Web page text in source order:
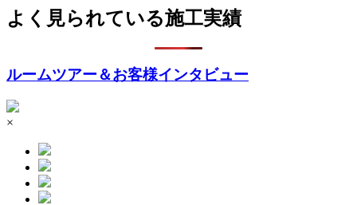
よく見られている施工実績
ルームツアー＆お客様インタビュー
×